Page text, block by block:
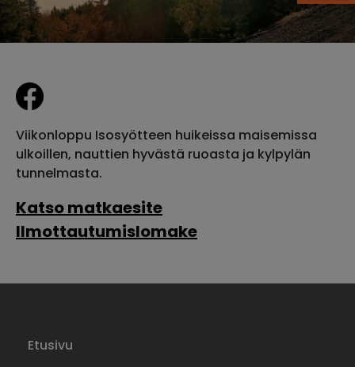
Viikonloppu Isosyötteen huikeissa maisemissa
ulkoillen, nauttien hyvästä ruoasta ja kylpylän
tunnelmasta.
Katso matkaesite
Ilmottautumislomake
Etusivu